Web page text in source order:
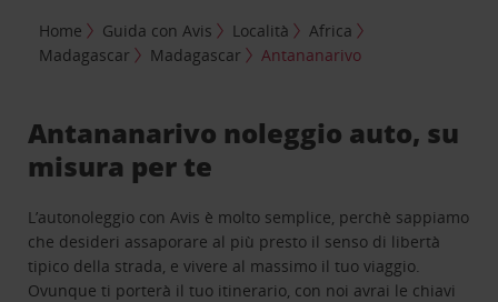
Home Guida con Avis Località
Africa
Madagascar
Madagascar Antananarivo
Antananarivo noleggio auto, su
misura per te
L’autonoleggio con Avis è molto semplice, perchè sappiamo
che desideri assaporare al più presto il senso di libertà
tipico della strada, e vivere al massimo il tuo viaggio.
Ovunque ti porterà il tuo itinerario, con noi avrai le chiavi